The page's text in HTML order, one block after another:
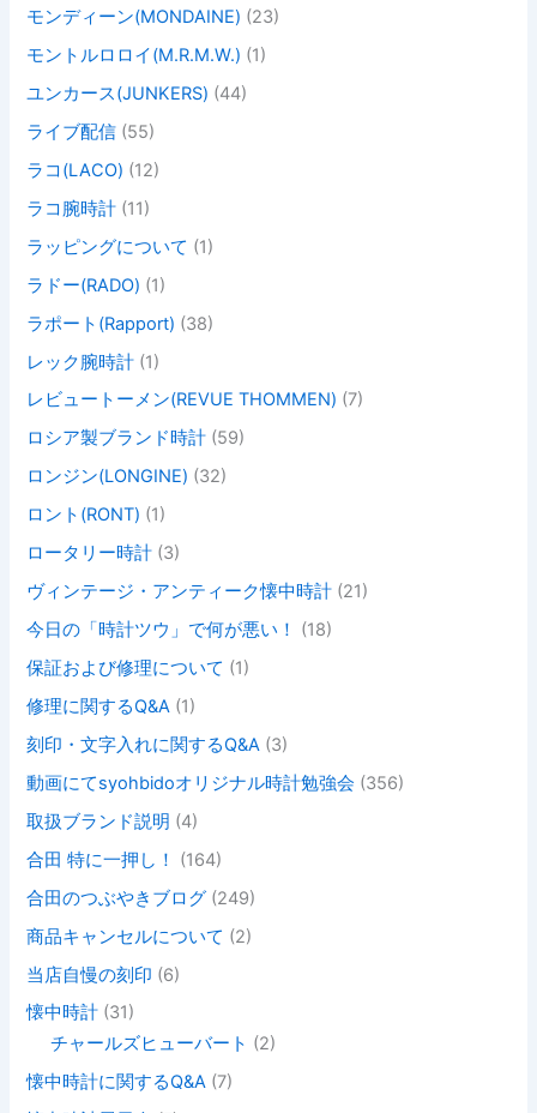
モンディーン(MONDAINE) (23)
モントルロロイ(M.R.M.W.) (1)
ユンカース(JUNKERS) (44)
ライブ配信 (55)
ラコ(LACO) (12)
ラコ腕時計 (11)
ラッピングについて (1)
ラドー(RADO) (1)
ラポート(Rapport) (38)
レック腕時計 (1)
レビュートーメン(REVUE THOMMEN) (7)
ロシア製ブランド時計 (59)
ロンジン(LONGINE) (32)
ロント(RONT) (1)
ロータリー時計 (3)
ヴィンテージ・アンティーク懐中時計 (21)
今日の「時計ツウ」で何が悪い！
(18)
保証および修理について (1)
修理に関するQ&A (1)
刻印・文字入れに関するQ&A (3)
動画にてsyohbidoオリジナル時計勉強会 (356)
取扱ブランド説明 (4)
合田 特に一押し！
(164)
合田のつぶやきブログ (249)
商品キャンセルについて (2)
当店自慢の刻印 (6)
懐中時計 (31)
チャールズヒューバート (2)
懐中時計に関するQ&A (7)